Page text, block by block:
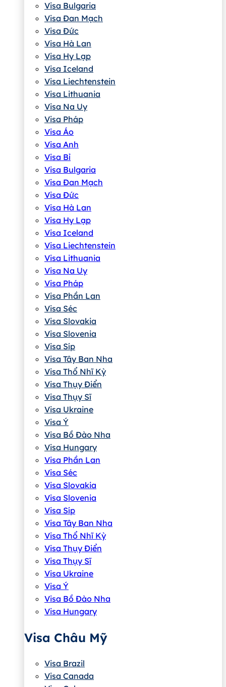
Visa Bulgaria
Visa Đan Mạch
Visa Đức
Visa Hà Lan
Visa Hy Lạp
Visa Iceland
Visa Liechtenstein
Visa Lithuania
Visa Na Uy
Visa Pháp
Visa Áo
Visa Anh
Visa Bỉ
Visa Bulgaria
Visa Đan Mạch
Visa Đức
Visa Hà Lan
Visa Hy Lạp
Visa Iceland
Visa Liechtenstein
Visa Lithuania
Visa Na Uy
Visa Pháp
Visa Phần Lan
Visa Séc
Visa Slovakia
Visa Slovenia
Visa Síp
Visa Tây Ban Nha
Visa Thổ Nhĩ Kỳ
Visa Thụy Điển
Visa Thụy Sĩ
Visa Ukraine
Visa Ý
Visa Bồ Đào Nha
Visa Hungary
Visa Phần Lan
Visa Séc
Visa Slovakia
Visa Slovenia
Visa Síp
Visa Tây Ban Nha
Visa Thổ Nhĩ Kỳ
Visa Thụy Điển
Visa Thụy Sĩ
Visa Ukraine
Visa Ý
Visa Bồ Đào Nha
Visa Hungary
Visa Châu Mỹ
Visa Brazil
Visa Canada